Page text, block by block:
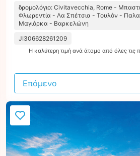
δρομολόγιο: Civitavecchia, Rome -
Φλωρεντία - Λα Σπέτσια - Τουλόν -
Μαγιόρκα - Βαρκελώνη
JI306628261209
Η καλύτερη τιμή ανά άτομο από όλες
Επόμενο